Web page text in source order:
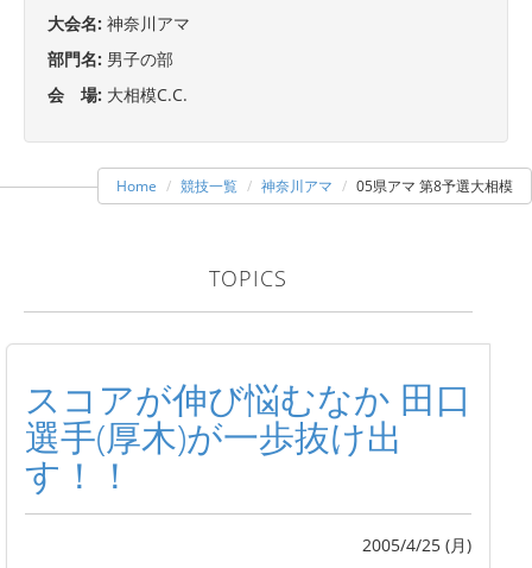
大会名: 神奈川アマ
部門名: 男子の部
会 場: 大相模C.C.
Home 競技一覧 神奈川アマ 05県アマ 第8予選大相模
TOPICS
スコアが伸び悩むなか 田口
選手(厚木)が一歩抜け出
す！！
2005/4/25 (月)